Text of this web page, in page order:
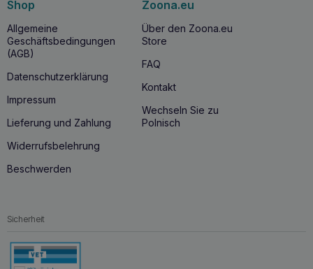
Wann sollten Sie mit der Einnahme von
VETFOOD Acid Balance 30 Kapseln
beginnen?
VETFOOD Acid Balance 30 Kapseln
erhöhtem Salzsäuregehalt
und bei
prophylaktisch oder als Teil einer unterstützenden
Therapie bei unerwünschten Symptomen eingesetzt
Shop
Allgemeine
Geschäftsbedingungen
(AGB)
Datenschutzerklärung
Impressum
Lieferung und Zahlung
Widerrufsbelehrung
Beschwerden
Zoona.eu
Über den Zoona.eu
Store
FAQ
Kontakt
Wechseln Sie zu
Polnisch
Sicherheit